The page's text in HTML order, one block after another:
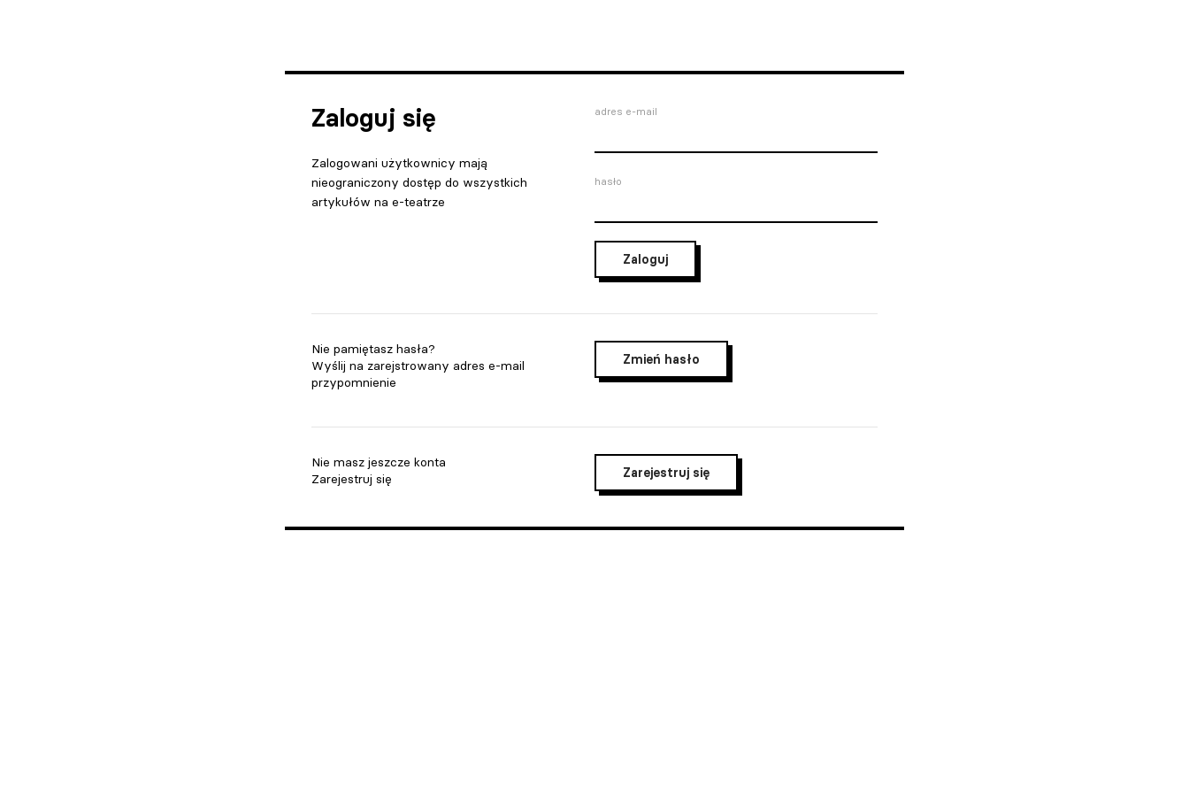
Zaloguj się
Zalogowani użytkownicy mają
nieograniczony dostęp do wszystkich
artykułów na e-teatrze
adres e-mail
hasło
Zaloguj
Nie pamiętasz hasła?
Wyślij na zarejstrowany adres e-mail
przypomnienie
Zmień hasło
Nie masz jeszcze konta
Zarejestruj się
Zarejestruj się